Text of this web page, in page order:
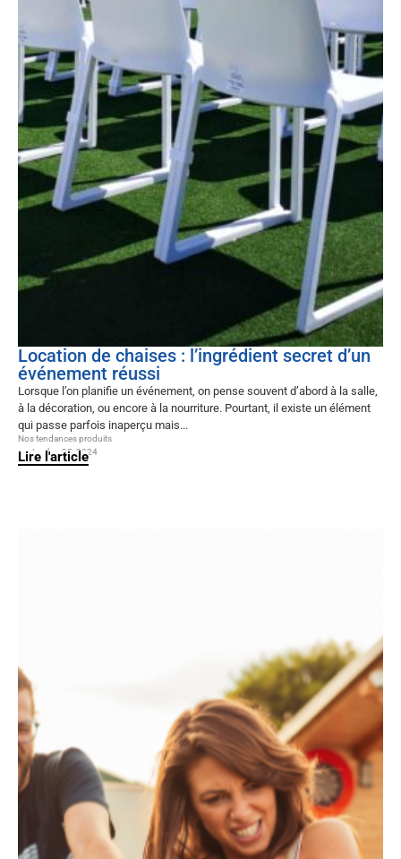
Location de chaises : l’ingrédient secret d’un
événement réussi
Lorsque l’on planifie un événement, on pense souvent d’abord à la salle,
à la décoration, ou encore à la nourriture. Pourtant, il existe un élément
qui passe parfois inaperçu mais...
Nos tendances produits
septembre 25, 2024
Lire l'article